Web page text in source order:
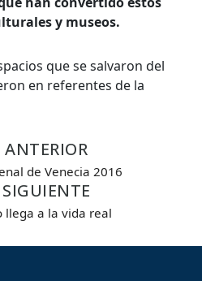
y museos.
que se salvaron del
en referentes de la
de Venecia 2016
llega a la vida real